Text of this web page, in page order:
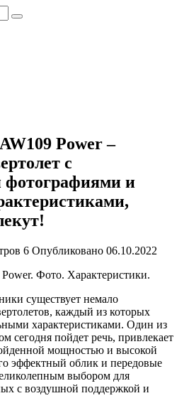
Power –
с
фотографиями и
6 Опубликовано 06.10.2022
существует немало
каждый из которых
характеристиками. Один из
сегодня пойдет речь, привлекает
мощностью и высокой
эффектный облик и передовые
выбором для
с воздушной поддержкой и